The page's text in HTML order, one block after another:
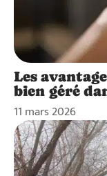
Les
bien géré
11 mars 2026